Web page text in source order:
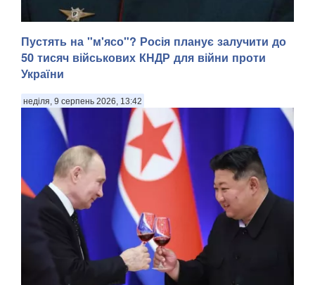
У Донецькій області українська армія ліквідувала
російського офіцера, полковника ЗС РФ Сергія Хвалова.
Ворожий військовий раніше двічі служив у Сирії, сприяючи
диктаторському режиму Башара Асада, передають
Патріоти України. Про це повідомив військовосл...
Пустять на "м'ясо"? Росія планує залучити до
50 тисяч військових КНДР для війни проти
України
неділя, 9 серпень 2026, 13:42